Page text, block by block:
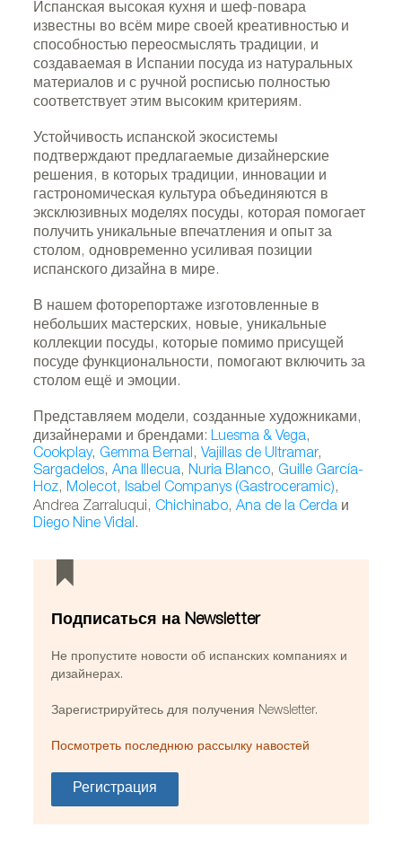
Испанская высокая кухня и шеф-повара
известны во всём мире своей креативностью и
способностью переосмыслять традиции, и
создаваемая в Испании посуда из натуральных
материалов и с ручной росписью полностью
соответствует этим высоким критериям.
Устойчивость испанской экосистемы
подтверждают предлагаемые дизайнерские
решения, в которых традиции, инновации и
гастрономическая культура объединяются в
эксклюзивных моделях посуды, которая помогает
получить уникальные впечатления и опыт за
столом, одновременно усиливая позиции
испанского дизайна в мире.
В нашем фоторепортаже изготовленные в
небольших мастерских, новые, уникальные
коллекции посуды, которые помимо присущей
посуде функциональности, помогают включить за
столом ещё и эмоции.
Представляем модели, созданные художниками,
дизайнерами и брендами:Luesma & Vega,
Cookplay, Gemma Bernal, Vajillas de Ultramar,
Sargadelos,Ana Illecua,Nuria Blanco, Guille García-
Hoz,Molecot,Isabel Companys (Gastroceramic),
Andrea Zarraluqui, Chichinabo,Ana de la Cerda и
Diego Nine Vidal.
Подписаться на Newsletter
Не пропустите новости об испанских компаниях и
дизайнерах.
Зарегистрируйтесь для получения Newsletter.
Посмотреть последнюю рассылку навостей
Регистрация